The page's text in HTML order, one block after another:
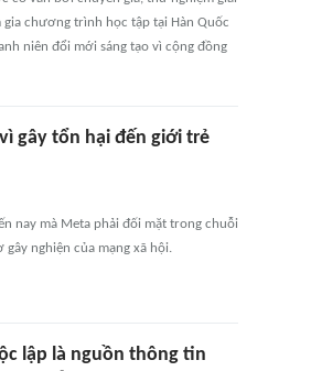
chương trình học tập tại Hàn Quốc
niên đổi mới sáng tạo vì cộng đồng
gây tổn hại đến giới trẻ
nay mà Meta phải đối mặt trong chuỗi
nghiện của mạng xã hội.
lập là nguồn thông tin